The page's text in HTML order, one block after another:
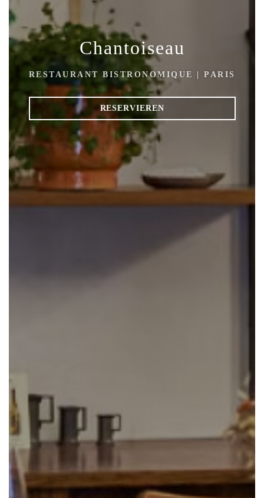
Chantoiseau
RESTAURANT BISTRONOMIQUE PARIS
RESERVIEREN